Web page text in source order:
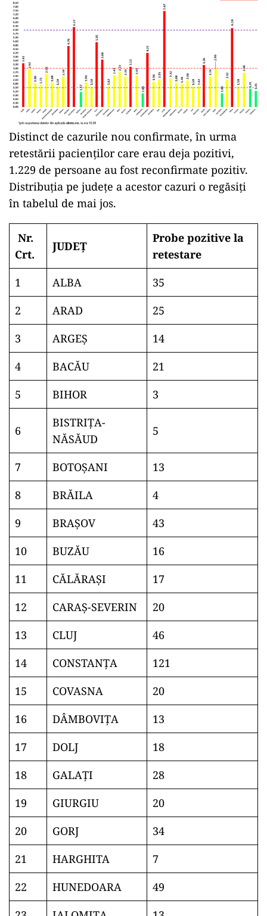
Distinct de cazurile nou confirmate, în urma
retestării pacienților care erau deja pozitivi,
1.229 de persoane au fost reconfirmate pozitiv.
Distribuția pe județe a acestor cazuri o regăsiți
în tabelul de mai jos.
Nr.
Crt.
JUDEȚ
Probe pozitive la
retestare
1
ALBA
35
2
ARAD
25
3
ARGEŞ
14
4
BACĂU
21
5
BIHOR 3
6
BISTRIŢA-
NĂSĂUD
5
7 BOTOŞANI
13
8
BRĂILA
4
9
BRAŞOV
43
10
BUZĂU
16
11
CĂLĂRAŞI
17
12
CARAŞ-SEVERIN
20
13
CLUJ
46
14
CONSTANŢA
121
15
COVASNA
20
16
DÂMBOVIŢA
13
17
DOLJ
18
18
GALAŢI
28
19
GIURGIU
20
20
GORJ
34
21
HARGHITA
7
22
HUNEDOARA
49